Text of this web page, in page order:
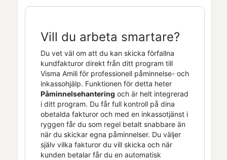
Vill du arbeta smartare?
Du vet väl om att du kan skicka förfallna
kundfakturor direkt från ditt program till
Visma Amiliför professionell påminnelse- och
inkassohjälp. Funktionen för detta heter
Påminnelsehantering och är helt integrerad
i ditt program. Du får full kontroll på dina
obetalda fakturor och med en inkassotjänst i
ryggen får du som regel betalt snabbare än
när du skickar egna påminnelser. Du väljer
själv vilka fakturor du vill skicka och när
kunden betalar får du en automatisk